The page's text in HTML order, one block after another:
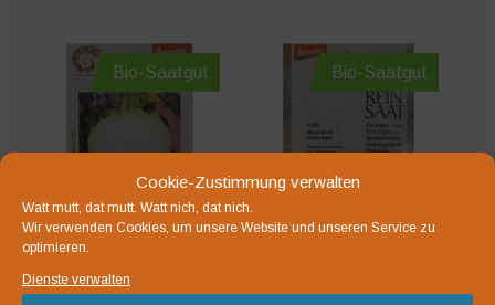
Cookie-Zustimmung verwalten
Watt mutt, dat mutt. Watt nich, dat nich.
Wir verwenden Cookies, um unsere Website und unseren Service zu
optimieren.
Dienste verwalten
Bio-Saatgut
Kohlrabi
Bio-Saatgut